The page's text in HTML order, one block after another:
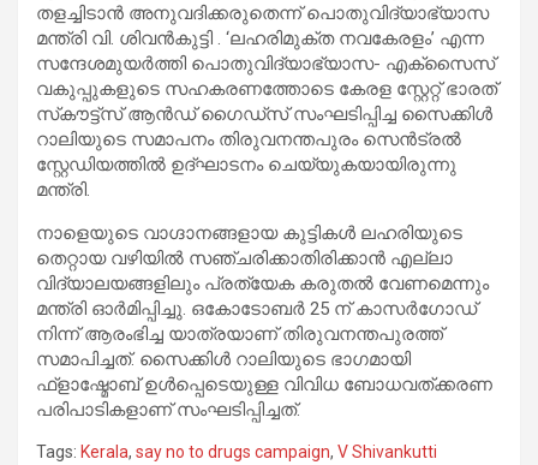
തളച്ചിടാൻ അനുവദിക്കരുതെന്ന് പൊതുവിദ്യാഭ്യാസ
മന്ത്രി വി. ശിവൻകുട്ടി . ‘ലഹരിമുക്ത നവകേരളം’ എന്ന
സന്ദേശമുയർത്തി പൊതുവിദ്യാഭ്യാസ- എക്സൈസ്
വകുപ്പുകളുടെ സഹകരണത്തോടെ കേരള സ്റ്റേറ്റ് ഭാരത്
സ്‌കൗട്ട്സ് ആൻഡ് ഗൈഡ്സ് സംഘടിപ്പിച്ച സൈക്കിൾ
റാലിയുടെ സമാപനം തിരുവനന്തപുരം സെൻട്രൽ
സ്റ്റേഡിയത്തിൽ ഉദ്ഘാടനം ചെയ്യുകയായിരുന്നു
മന്ത്രി.
നാളെയുടെ വാഗ്ദാനങ്ങളായ കുട്ടികൾ ലഹരിയുടെ
തെറ്റായ വഴിയിൽ സഞ്ചരിക്കാതിരിക്കാൻ എല്ലാ
വിദ്യാലയങ്ങളിലും പ്രത്യേക കരുതൽ വേണമെന്നും
മന്ത്രി ഓർമിപ്പിച്ചു. ഒകോടോബർ 25 ന് കാസർഗോഡ്
നിന്ന് ആരംഭിച്ച യാത്രയാണ് തിരുവനന്തപുരത്ത്
സമാപിച്ചത്. സൈക്കിൾ റാലിയുടെ ഭാഗമായി
ഫ്ളാഷ്മോബ് ഉൾപ്പെടെയുള്ള വിവിധ ബോധവത്ക്കരണ
പരിപാടികളാണ് സംഘടിപ്പിച്ചത്.
Tags: Kerala, say no to drugs campaign, V Shivankutti